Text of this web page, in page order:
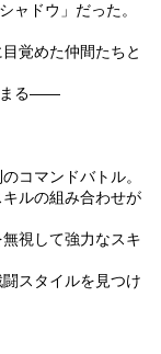
ャドウ」だった。
覚めた仲間たちと
まる――
コマンドバトル。
ルの組み合わせが
視して強力なスキ
スタイルを見つけ